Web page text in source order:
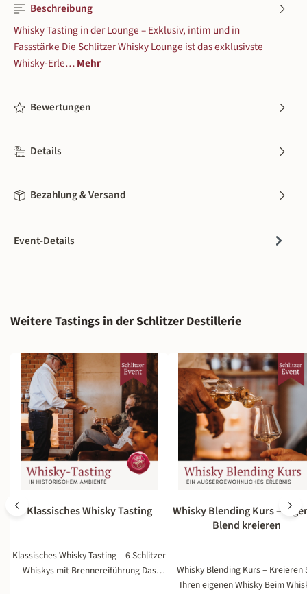
Fr., 04.12.26, 18:30 - 21:30
Schlitzer Destillerie| Im Grund 16 - 36110 Schlitz
8 Plätze verfügbar
Schlitzer Destillerie
| Im Grund 16 - 36110 Schlitz
8 Plätze verfügbar
Beschreibung
Whisky Tasting in der Lounge – Exklusiv, intim und in
Fassstärke Die Schlitzer Whisky Lounge ist das exklusivste
Whisky-Erle…Mehr
Bewertungen
Details
Bezahlung & Versand
Event-Details
Produktgalerie überspringen
Weitere Tastings in der Schlitzer Destillerie
Klassisches Whisky Tasting
Klassisches Whisky Tasting – 6 Schlitzer
Whiskys mit Brennereiführung Das
Whisky Blending Kurs –
Blend kreieren
Whisky Blending Kurs – Kreieren
Ihren eigenen Whisky Beim